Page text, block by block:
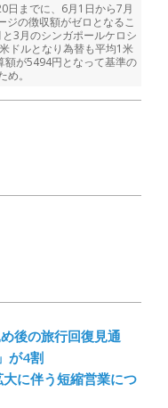
日までに、6月1日から7月
の徴収額がゼロとなるこ
3月のシンガポールケロシ
ドルとなり為替も平均1米
額が5494円となって基準の
。
後の旅行回復見通
が4割
に伴う短縮営業につ